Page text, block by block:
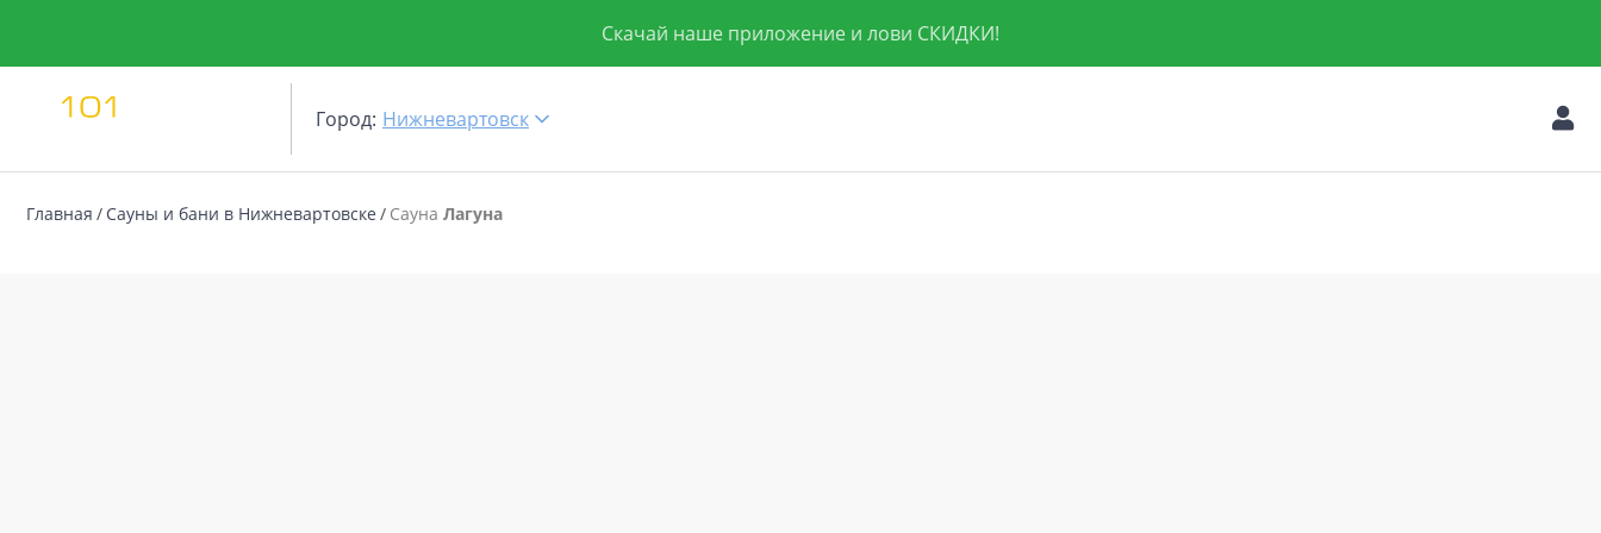
Скачай наше приложение и лови СКИДКИ!
Город: Нижневартовск
Главная Сауны и бани в Нижневартовске Сауна Лагуна